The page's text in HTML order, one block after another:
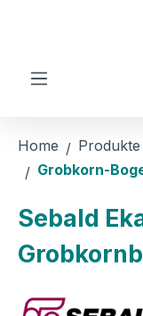
Home Produkte
Grobkorn-
Sebald